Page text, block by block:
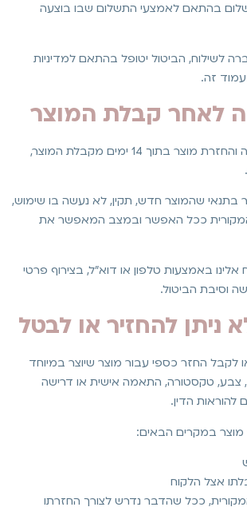
בהתאם לאמצעי התשלום שבו בוצעה
לשילוח, הביטול יטופל בהתאם למדיניות
זה.
לאחר קבלת המוצר
ניתן לבקש ביטול עסקה והחזרת מוצר בתוך 14 ימים מקבלת המוצר,
שהמוצר חדש, תקין, לא נעשה בו שימוש,
המקורית ככל האפשר ובמצב המאפשר את
באמצעות טלפון או דוא״ל, בצירוף פרטי
וסיבת הביטול.
ניתן להחזיר או לבטל
לקבל החזר כספי עבור מוצר שיוצר במיוחד
צבע, טקסטורה, התאמה אישית או דרישה
הדין.
מוצר במקרים הבאים:
אצל הלקוח
ככל שהדבר נדרש לצורך החזרתו